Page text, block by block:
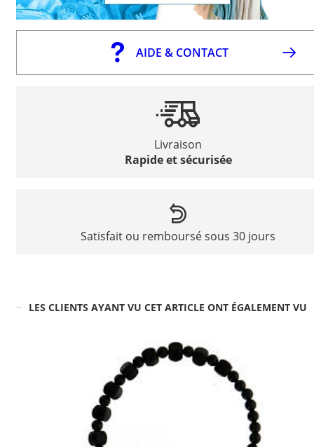
AIDE & CONTACT
Livraison
Rapide et sécurisée
Satisfait ou remboursé sous 30 jours
LES CLIENTS AYANT VU CET ARTICLE ONT ÉGALEMENT VU